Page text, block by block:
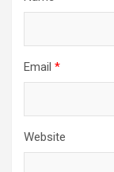
Email *
Website